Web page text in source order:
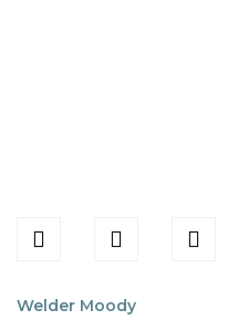
Welder Moody